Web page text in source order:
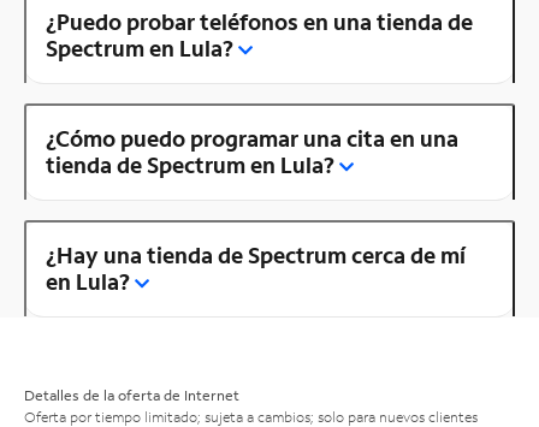
¿Puedo probar teléfonos en una tienda de
Spectrum en Lula?
¿Cómo puedo programar una cita en una
tienda de Spectrum en Lula?
¿Hay una tienda de Spectrum cerca de mí
en Lula?
Detalles de la oferta de Internet
Oferta por tiempo limitado; sujeta a cambios; solo para nuevos clientes